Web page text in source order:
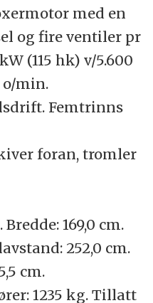
med en
og fire ventiler pr
(115 hk) v/5.600
o/min.
Femtrinns
foran, tromler
169,0 cm.
252,0 cm.
cm.
1235 kg. Tillatt